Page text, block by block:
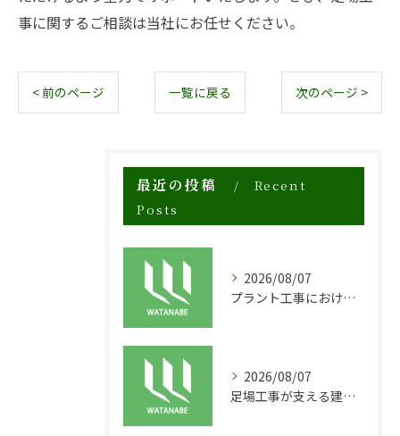
事に関するご相談は当社にお任せください。
< 前のページ 一覧に戻る 次のページ >
最近の投稿
Recent
Posts
2026/08/07
プラント工事における足場工事の安全対策と施工の重要性
2026/08/07
足場工事が支える建物の長寿命化と外装塗装の重要性